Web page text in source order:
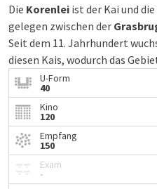
Die Korenlei ist der Kai und
gelegen zwischen der
Seit dem 11. Jahrhundert
diesen Kais, wodurch das
dieser Zeit wurde der Import
Flandern über Gent geleitet.
Korenmarkt
bildeten das
Getreidehandels in Flandern.
ImKorenlei-Raumdes Van
einem historischen Rahmen
ausgestattet mit allen
U-Form
40
Kino
120
Empfang
150
Exam
-